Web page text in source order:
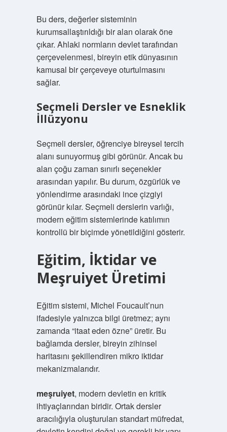
Bu ders, değerler sisteminin
kurumsallaştırıldığı bir alan olarak öne
çıkar. Ahlaki normların devlet tarafından
çerçevelenmesi, bireyin etik dünyasının
kamusal bir çerçeveye oturtulmasını
sağlar.
Seçmeli Dersler ve Esneklik
İllüzyonu
Seçmeli dersler, öğrenciye bireysel tercih
alanı sunuyormuş gibi görünür. Ancak bu
alan çoğu zaman sınırlı seçenekler
arasından yapılır. Bu durum, özgürlük ve
yönlendirme arasındaki ince çizgiyi
görünür kılar. Seçmeli derslerin varlığı,
modern eğitim sistemlerinde katılımın
kontrollü bir biçimde yönetildiğini gösterir.
Eğitim, İktidar ve
Meşruiyet Üretimi
Eğitim sistemi, Michel Foucault’nun
ifadesiyle yalnızca bilgi üretmez; aynı
zamanda “itaat eden özne” üretir. Bu
bağlamda dersler, bireyin zihinsel
haritasını şekillendiren mikro iktidar
mekanizmalarıdır.
meşruiyet, modern devletin en kritik
ihtiyaçlarından biridir. Ortak dersler
aracılığıyla oluşturulan standart müfredat,